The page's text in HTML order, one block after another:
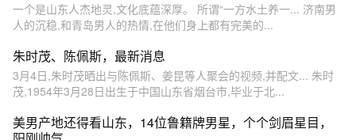
一个是山东人杰地灵,文化底蕴深厚。 所谓“一方水土养一... 济南男
人的沉稳,和青岛男人的热情,在他们身上都有完美的...
朱时茂、陈佩斯，最新消息
3月4日,朱时茂晒出与陈佩斯、姜昆等人聚会的视频,并配文... 朱时
茂,1954年3月28日出生于中国山东省烟台市,毕业于北...
美男产地还得看山东，14位鲁籍牌男星，个个剑眉星目，